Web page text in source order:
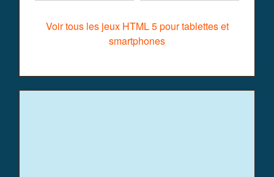
Voir tous les jeux HTML 5 pour tablettes et
smartphones